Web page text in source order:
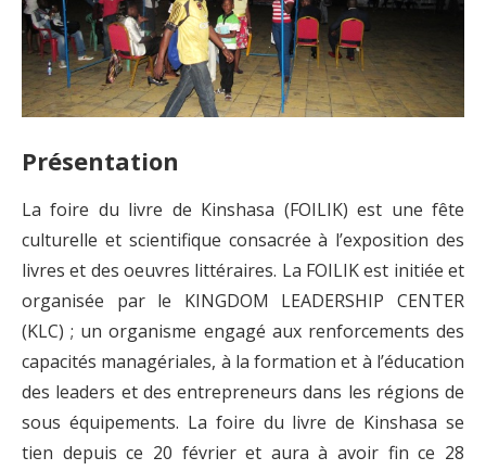
Présentation
La foire du livre de Kinshasa (FOILIK) est une fête
culturelle et scientifique consacrée à l’exposition des
livres et des oeuvres littéraires. La FOILIK est initiée et
organisée par le KINGDOM LEADERSHIP CENTER
(KLC) ; un organisme engagé aux renforcements des
capacités managériales, à la formation et à l’éducation
des leaders et des entrepreneurs dans les régions de
sous équipements. La foire du livre de Kinshasa se
tien depuis ce 20 février et aura à avoir fin ce 28